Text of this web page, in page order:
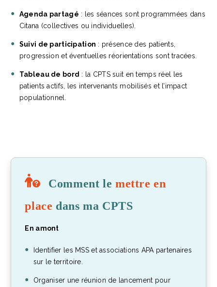
Agenda partagé : les séances sont programmées dans
Citana (collectives ou individuelles).
Suivi de participation : présence des patients,
progression et éventuelles réorientations sont tracées.
Tableau de bord : la CPTS suit en temps réel les
patients actifs, les intervenants mobilisés et l’impact
populationnel.
Comment le mettre en
place dans ma CPTS
En amont
Identifier les MSS et associations APA partenaires
sur le territoire.
Organiser une réunion de lancement pour